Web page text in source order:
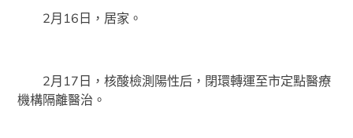
2月16日，居家。
2月17日，核酸檢測陽性后，閉環轉運至市定點醫療
機構隔離醫治。